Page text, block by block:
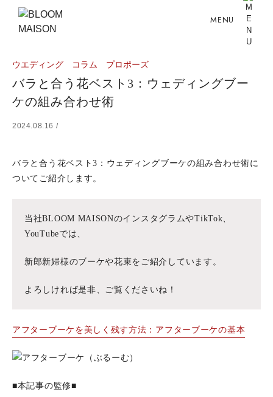
MENU
ウエディング コラム プロポーズ
バラと合う花ベスト3：ウェディングブー
ケの組み合わせ術
2024.08.16 /
バラと合う花ベスト3：ウェディングブーケの組み合わせ術に
ついてご紹介します。
当社BLOOM MAISONのインスタグラムやTikTok、
YouTubeでは、
新郎新婦様のブーケや花束をご紹介しています。
よろしければ是非、ご覧くださいね！
アフターブーケを美しく残す方法：アフターブーケの基本
■本記事の監修■